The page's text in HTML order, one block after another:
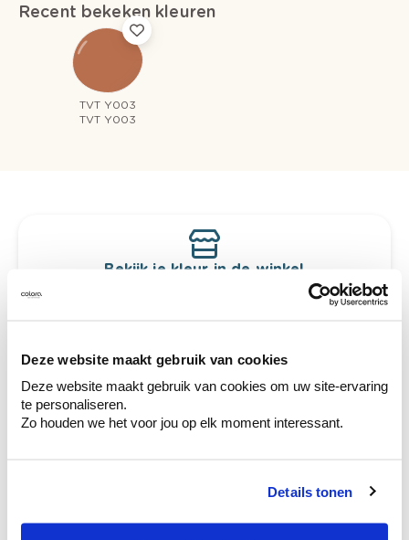
Deze website maakt gebruik van cookies
Deze website maakt gebruik van cookies om uw site-ervaring
te personaliseren.
Zo houden we het voor jou op elk moment interessant.
Details tonen
Recent bekeken kleuren
TVT Y003
TVT Y003
Bekijk je kleur in de winkel
Ontdek er kleurechte stalen van je
te verfijnen.
Krijg persoonlijk advies om kleuren te
combineren.